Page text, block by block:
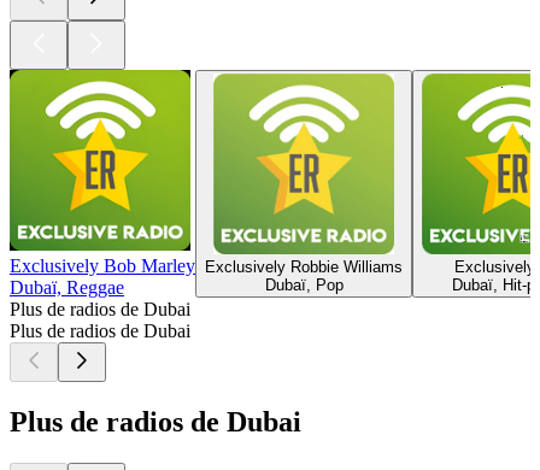
Exclusively Bob Marley
Dubaï, Reggae
Exclusively Robbie Williams
Dubaï, Pop
Exclusively
Dubaï, Hit-
Plus de radios de Dubai
Plus de radios de Dubai
Plus de radios de Dubai